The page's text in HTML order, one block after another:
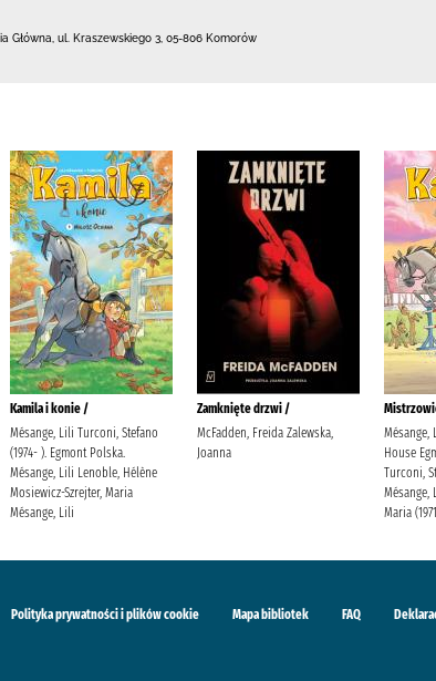
Główna, ul. Kraszewskiego 3 05-806 Komorów
Kamila i konie /
Mésange, Lili Turconi, Stefano
(1974- ). Egmont Polska.
Mésange, Lili Lenoble, Hélène
Mosiewicz-Szrejter, Maria
Mésange, Lili
Zamknięte drzwi /
McFadden, Freida Zalewska,
Joanna
Mésange,
House
Turconi,
Mésange,
Maria
Polityka prywatności i plików cookie Mapa bibliotek FAQ